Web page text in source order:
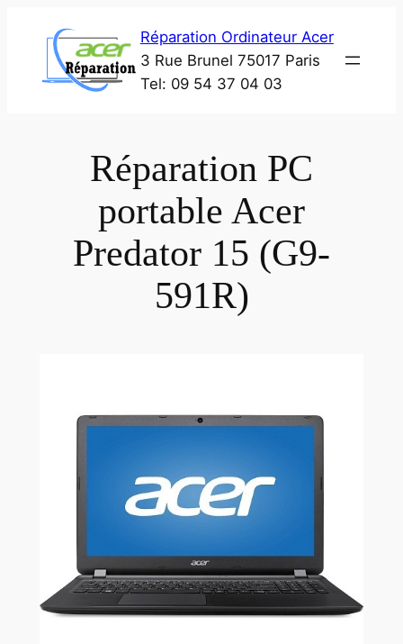
contenu
Réparation Ordinateur Acer
3 Rue Brunel 75017 Paris
Tel: 09 54 37 04 03
Réparation PC
portable Acer
Predator 15 (G9-
591R)